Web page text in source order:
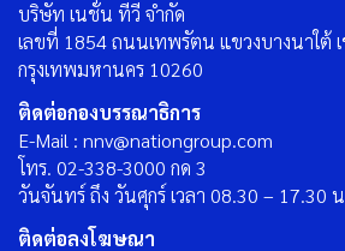
บริษัท เนชั่น ทีวี จำกัด
เลขที่ 1854 ถนนเทพรัตน แขวงบางนาใต้
กรุงเทพมหานคร 10260
ติดต่อกองบรรณาธิการ
E-Mail : nnv@nationgroup.com
โทร. 02-338-3000 กด 3
วันจันทร์ ถึง วันศุกร์ เวลา 08.30 – 17.30
ติดต่อลงโฆษณา